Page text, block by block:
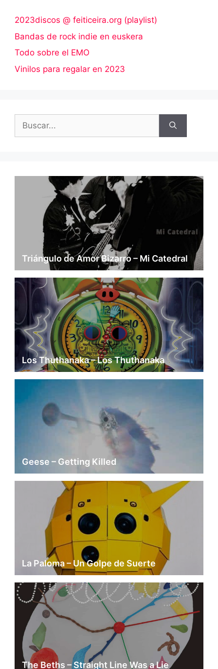
2023discos @ feiticeira.org (playlist)
Bandas de rock indie en euskera
Todo sobre el EMO
Vinilos para regalar en 2023
Triángulo de Amor Bizarro – Mi Catedral
Los Thuthanaka – Los Thuthanaka
Geese – Getting Killed
La Paloma – Un Golpe de Suerte
The Beths – Straight Line Was a Lie